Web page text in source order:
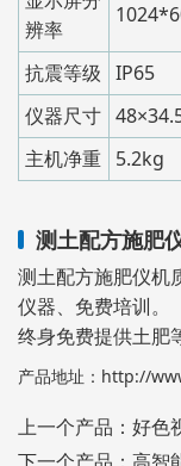
辨率
抗震等级 IP65
仪器尺寸
主机净重 5.2kg
测土配方施肥
测土配方施肥仪机
仪器、免费培训。
终身免费提供土肥
产品地址： http://
上一个产品： 好色